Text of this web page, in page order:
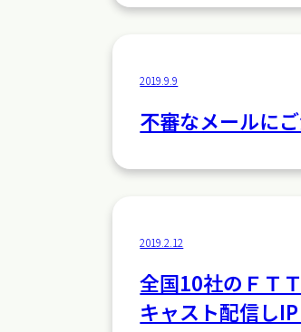
2019.9.9
不審なメールに
2019.2.12
全国10社のＦＴ
キャスト配信し